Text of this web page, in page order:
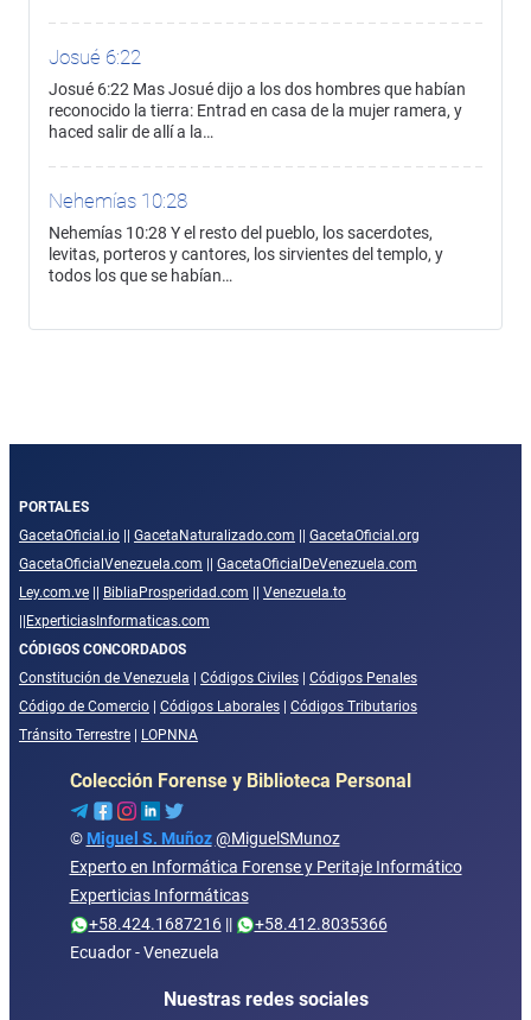
Josué 6:22
Josué 6:22 Mas Josué dijo a los dos hombres que habían
reconocido la tierra: Entrad en casa de la mujer ramera, y
haced salir de allí a la…
Nehemías 10:28
Nehemías 10:28 Y el resto del pueblo, los sacerdotes,
levitas, porteros y cantores, los sirvientes del templo, y
todos los que se habían…
PORTALES
GacetaOficial.io
GacetaNaturalizado.com
GacetaOficial.org
GacetaOficialVenezuela.com
GacetaOficialDeVenezuela.com
Ley.com.ve
BibliaProsperidad.com
Venezuela.to
ExperticiasInformaticas.com
CÓDIGOS CONCORDADOS
Constitución de Venezuela
Códigos Civiles
Códigos Penales
Código de Comercio
Códigos Laborales
Códigos Tributarios
Tránsito Terrestre
LOPNNA
Colección Forense y Biblioteca Personal
© Miguel S. Muñoz @MiguelSMunoz
Experto en Informática Forense y Peritaje Informático
Experticias Informáticas
+58.424.1687216||
+58.412.8035366
Ecuador - Venezuela
Nuestras redes sociales